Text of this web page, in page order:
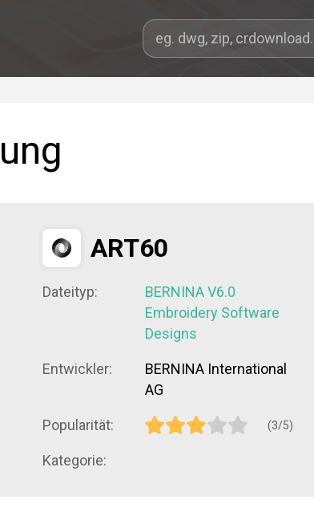
ART60
Dateityp:
BERNINA V6.0
Embroidery Software
Designs
Entwickler:
BERNINA International
AG
Popularität: (3/5)
Kategorie: